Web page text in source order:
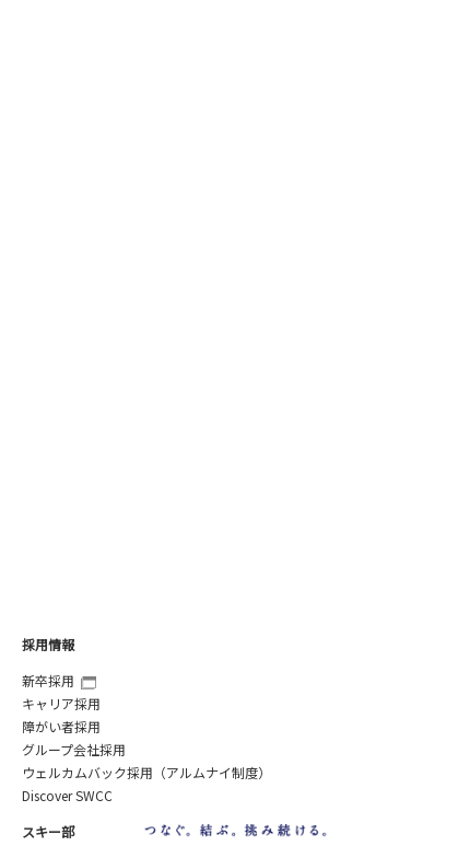
採用情報
新卒採用
キャリア採用
障がい者採用
グループ会社採用
ウェルカムバック採用（アルムナイ制度）
Discover SWCC
スキー部